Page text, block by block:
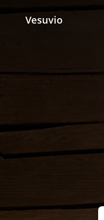
Vesuvio